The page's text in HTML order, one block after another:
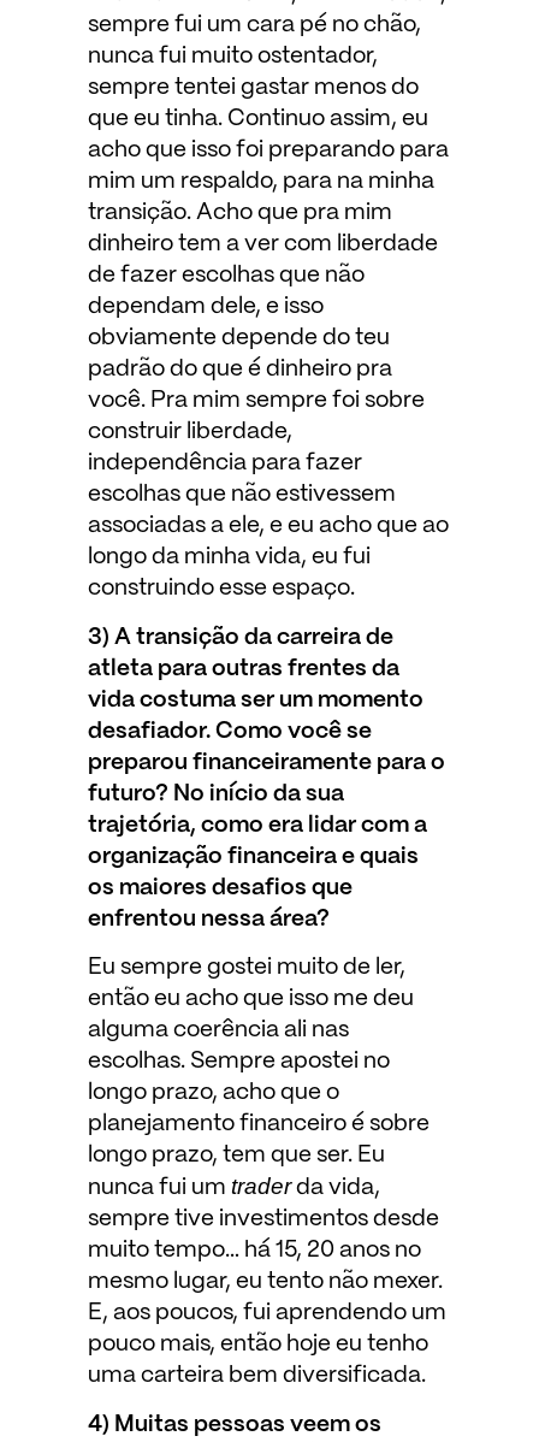
sempre fui um cara pé no chão,
nunca fui muito ostentador,
sempre tentei gastar menos do
que eu tinha. Continuo assim, eu
acho que isso foi preparando para
mim um respaldo, para na minha
transição. Acho que pra mim
dinheiro tem a ver com liberdade
de fazer escolhas que não
dependam dele, e isso
obviamente depende do teu
padrão do que é dinheiro pra
você. Pra mim sempre foi sobre
construir liberdade,
independência para fazer
escolhas que não estivessem
associadas a ele, e eu acho que ao
longo da minha vida, eu fui
construindo esse espaço.
3) A transição da carreira de
atleta para outras frentes da
vida costuma ser um momento
desafiador. Como você se
preparou financeiramente para o
futuro? No início da sua
trajetória, como era lidar com a
organização financeira e quais
os maiores desafios que
enfrentou nessa área?
Eu sempre gostei muito de ler,
então eu acho que isso me deu
alguma coerência ali nas
escolhas. Sempre apostei no
longo prazo, acho que o
planejamento financeiro é sobre
longo prazo, tem que ser. Eu
nunca fui um traderda vida,
sempre tive investimentos desde
muito tempo… há 15, 20 anos no
mesmo lugar, eu tento não mexer.
E, aos poucos, fui aprendendo um
pouco mais, então hoje eu tenho
uma carteira bem diversificada.
4) Muitas pessoas veem os